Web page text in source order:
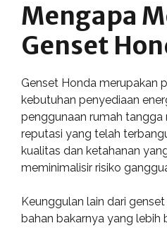
Mengapa
Genset
Genset Honda merupakan
kebutuhan penyediaan
penggunaan rumah tangga
reputasi yang telah
kualitas dan ketahanan
meminimalisir risiko
Keunggulan lain dari
bahan bakarnya yang lebih